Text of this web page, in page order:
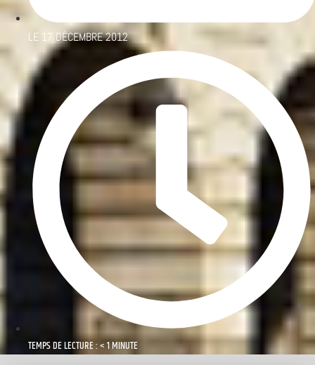
LE 17 DÉCEMBRE 2012
TEMPS DE LECTURE : < 1 MINUTE